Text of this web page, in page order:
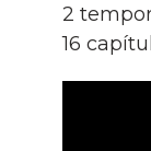
2
16